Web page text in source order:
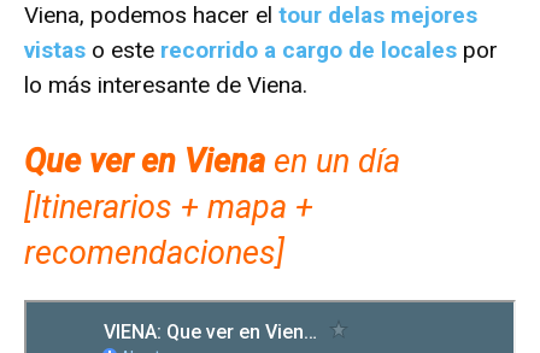
Viena, podemos hacer el tour delas mejores
vistas o este recorrido a cargo de locales por
lo más interesante de Viena.
Que ver en Viena en un día
[Itinerarios + mapa +
recomendaciones]